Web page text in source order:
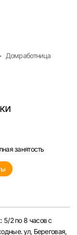
Домработница
занятость
5/2 по 8 часов с
ул, Береговая,